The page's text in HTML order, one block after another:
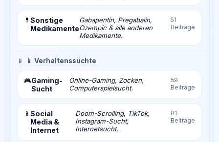
💊 Sonstige
Medikamente
Gabapentin, Pregabalin,
Ozempic & alle anderen
Medikamente.
51
Beiträge
📱 📱 Verhaltenssüchte
🎮Gaming-
Sucht
Online-Gaming, Zocken,
Computerspielsucht.
59
Beiträge
📱 Social
Media &
Internet
Doom-Scrolling, TikTok,
Instagram-Sucht,
Internetsucht.
81
Beiträge